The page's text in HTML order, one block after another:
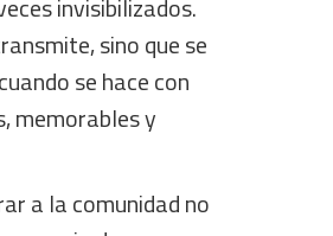
invisibilizados.
sino que se
se hace con
memorables y
a la comunidad no